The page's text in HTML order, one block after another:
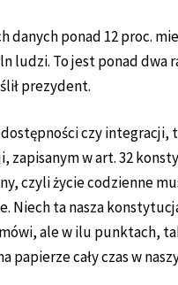
danych ponad 12 proc.
ludzi. To jest ponad dwa
prezydent.
czy
zapisanym w art. 32
czyli życie codzienne
Niech ta nasza
ale w ilu punktach,
papierze cały czas w